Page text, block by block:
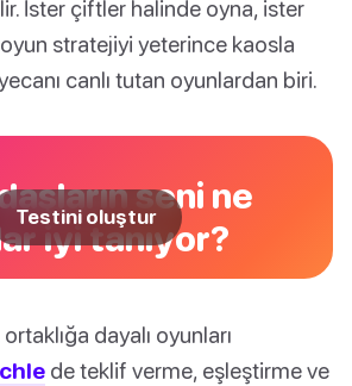
İster çiftler halinde oyna, ister
stratejiyi yeterince kaosla
canlı tutan oyunlardan biri.
seni ne
iyi tanıyor?
Testini oluştur
dayalı oyunları
de teklif verme, eşleştirme ve